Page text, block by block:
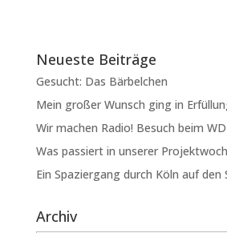
Neueste Beiträge
Gesucht: Das Bärbelchen
Mein großer Wunsch ging in
Wir machen Radio! Besuch beim
Was passiert in unserer
Ein Spaziergang durch Köln auf den
Archiv